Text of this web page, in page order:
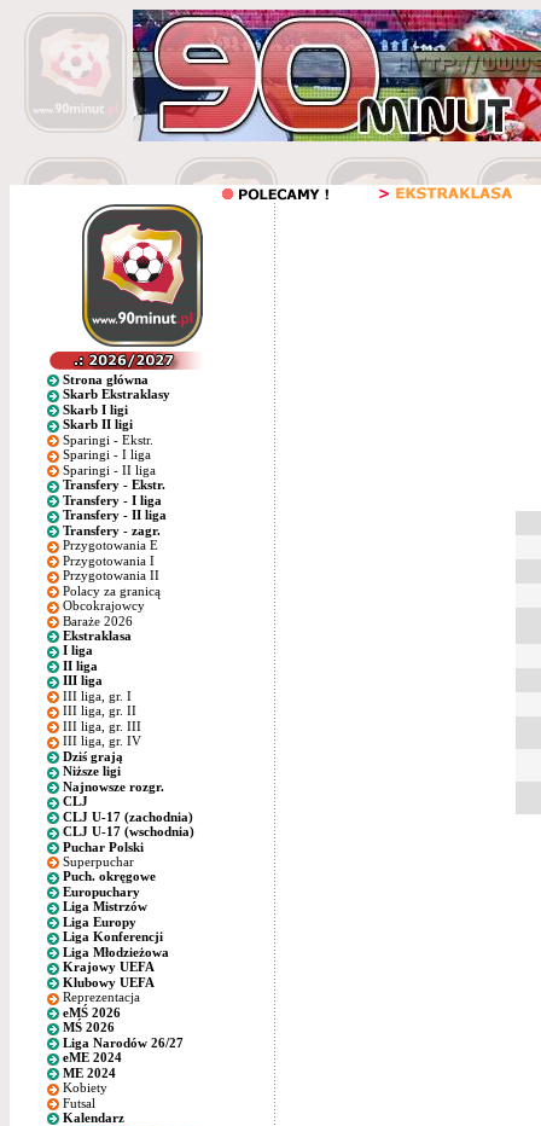
Strona główna
Skarb Ekstraklasy
Skarb I ligi
Skarb II ligi
Sparingi - Ekstr.
Sparingi - I liga
Sparingi - II liga
Transfery - Ekstr.
Transfery - I liga
Transfery - II liga
Transfery - zagr.
Przygotowania E
Przygotowania I
Przygotowania II
Polacy za granicą
Obcokrajowcy
Baraże 2026
Ekstraklasa
I liga
II liga
III liga
III liga, gr. I
III liga, gr. II
III liga, gr. III
III liga, gr. IV
Dziś grają
Niższe ligi
Najnowsze rozgr.
CLJ
CLJ U-17 (zachodnia)
CLJ U-17 (wschodnia)
Puchar Polski
Superpuchar
Puch. okręgowe
Europuchary
Liga Mistrzów
Liga Europy
Liga Konferencji
Liga Młodzieżowa
Krajowy UEFA
Klubowy UEFA
Reprezentacja
eMŚ 2026
MŚ 2026
Liga Narodów 26/27
eME 2024
ME 2024
Kobiety
Futsal
Kalendarz